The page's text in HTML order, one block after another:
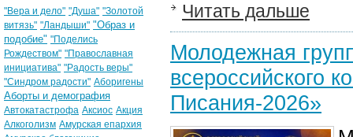
Читать дальше
Молодежная
всероссийского
Писания-2026»
"Вера и дело" "Душа" "Золотой
витязь" "Ландыши" "Образ и
подобие" "Поделись
Рождеством" "Православная
инициатива" "Радость веры"
"Синдром радости" Аборигены
Аборты и демография
Автокатастрофа Аксиос Акция
Алкоголизм Амурская епархия